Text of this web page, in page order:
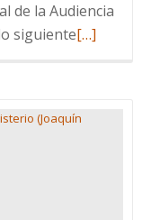
de la Audiencia
siguienteLeer
sobre
[…]